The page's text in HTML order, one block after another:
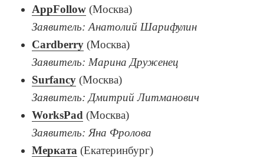
AppFollow (Москва)
Заявитель: Анатолий Шарифулин
Cardberry (Москва)
Заявитель: Марина Друженец
Surfancy (Москва)
Заявитель: Дмитрий Литманович
WorksPad (Москва)
Заявитель: Яна Фролова
Мерката (Екатеринбург)